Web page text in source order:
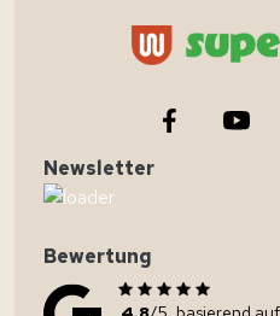
Newsletter
Bewertung